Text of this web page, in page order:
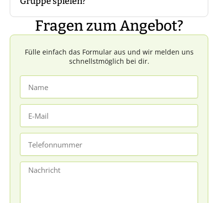
der Personen pro Gruppe in der Regel
zwischen fünf und acht Personen. Sprecht
uns dazu gerne an.
Dazu würden wir nicht raten, da dadurch
und ein Teil der Spannung verloren geht.
Fragen zum Angebot?
Fülle einfach das Formular aus und wir melden uns
schnellstmöglich bei dir.
Mail
Nachricht